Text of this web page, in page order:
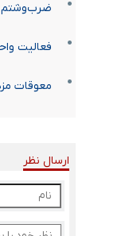
ضرب‌وشتم ۳۸ کارگر ایرانی در مزارع چای ترکیه پس از مطالبه دستمزد/ کارفرمای متهم آزاد شد
فعالیت
معوقات
ارسال نظر